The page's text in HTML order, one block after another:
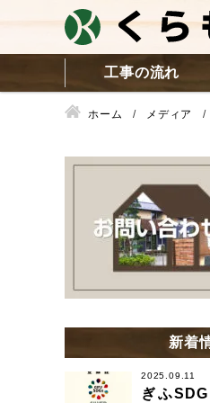
工事の流れ
ホーム メディア
新着
2025.09.11
ぎふ